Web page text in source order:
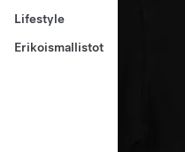
Lifestyle
Erikoismallistot